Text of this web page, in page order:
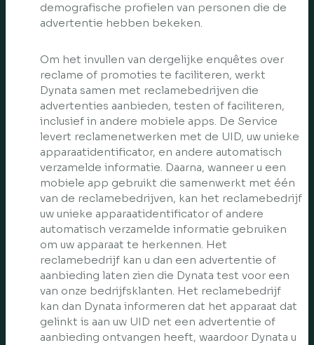
demografische profielen van personen die de
advertentie hebben bekeken.
Om het invullen van dergelijke enquêtes over
reclame of promoties te faciliteren, werkt
Dynata samen met reclamebedrijven die
advertenties aanbieden, testen of faciliteren,
inclusief in andere mobiele apps. De Service
levert reclamenetwerken met de UID, uw unieke
apparaatidentificator, en andere automatisch
verzamelde informatie. Daarna, wanneer u een
mobiele app gebruikt die samenwerkt met één
van de reclamebedrijven, kan het reclamebedrijf
uw unieke apparaatidentificator of andere
automatisch verzamelde informatie gebruiken
om uw apparaat te herkennen. Het
reclamebedrijf kan u dan een advertentie of
aanbieding laten zien die Dynata test voor een
van onze bedrijfsklanten. Het reclamebedrijf
kan dan Dynata informeren dat het apparaat dat
gelinkt is aan uw UID net een advertentie of
aanbieding ontvangen heeft, waardoor Dynata u